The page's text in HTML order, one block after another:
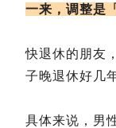
一来，调整是
快退休的朋友
子晚退休好几
具体来说，男